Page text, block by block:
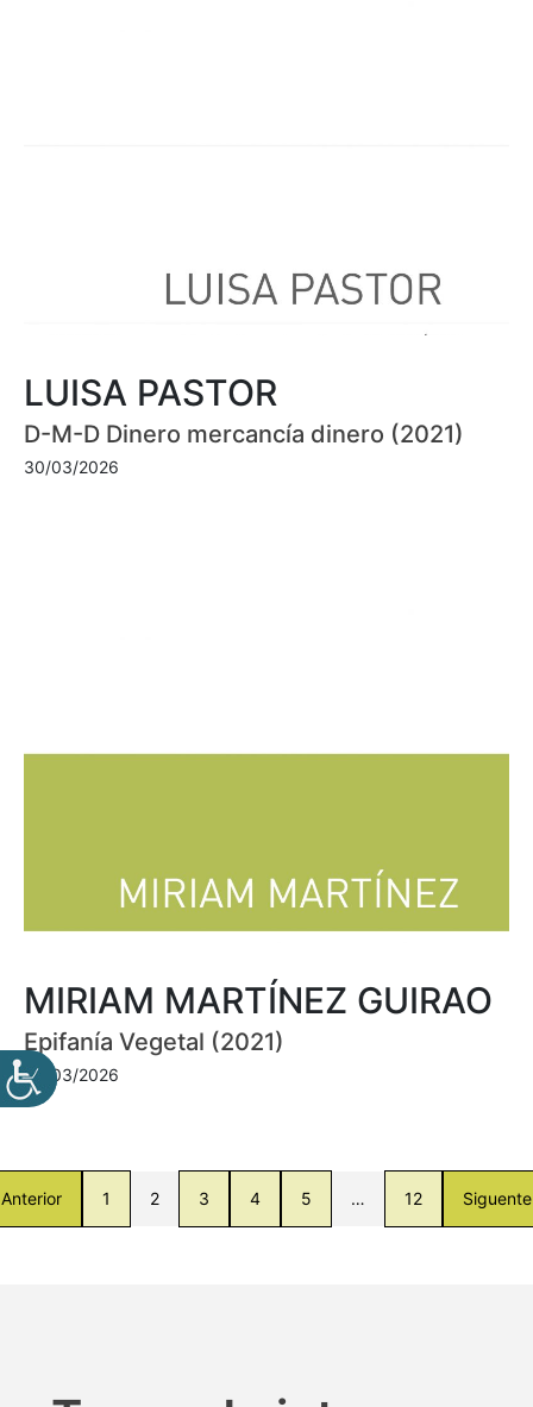
LUISA PASTOR
D-M-D Dinero mercancía dinero (2021)
30/03/2026
MIRIAM MARTÍNEZ GUIRAO
Epifanía Vegetal (2021)
30/03/2026
Anterior 1 2 3 4 5 … 12 Siguente